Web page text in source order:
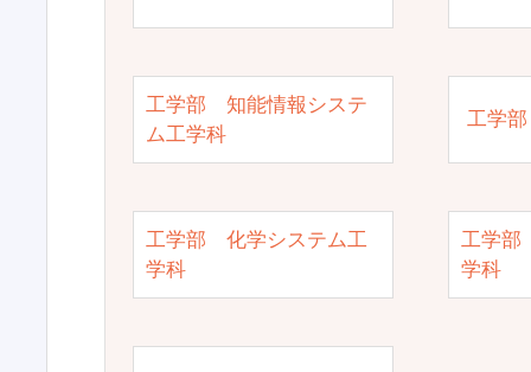
工学部 知能情報システ
ム工学科
工学
工学部 化学システム工
学科
工学部
学科